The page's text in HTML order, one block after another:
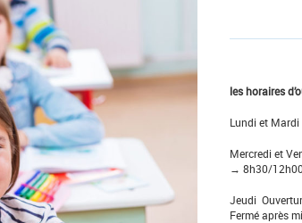
les horaires
Lundi et
Mercredi et
→ 8h30/
Jeudi
Fermé après